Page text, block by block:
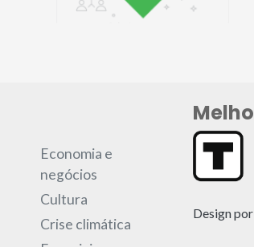
Economia e
negócios
Cultura
Crise climática
Design por